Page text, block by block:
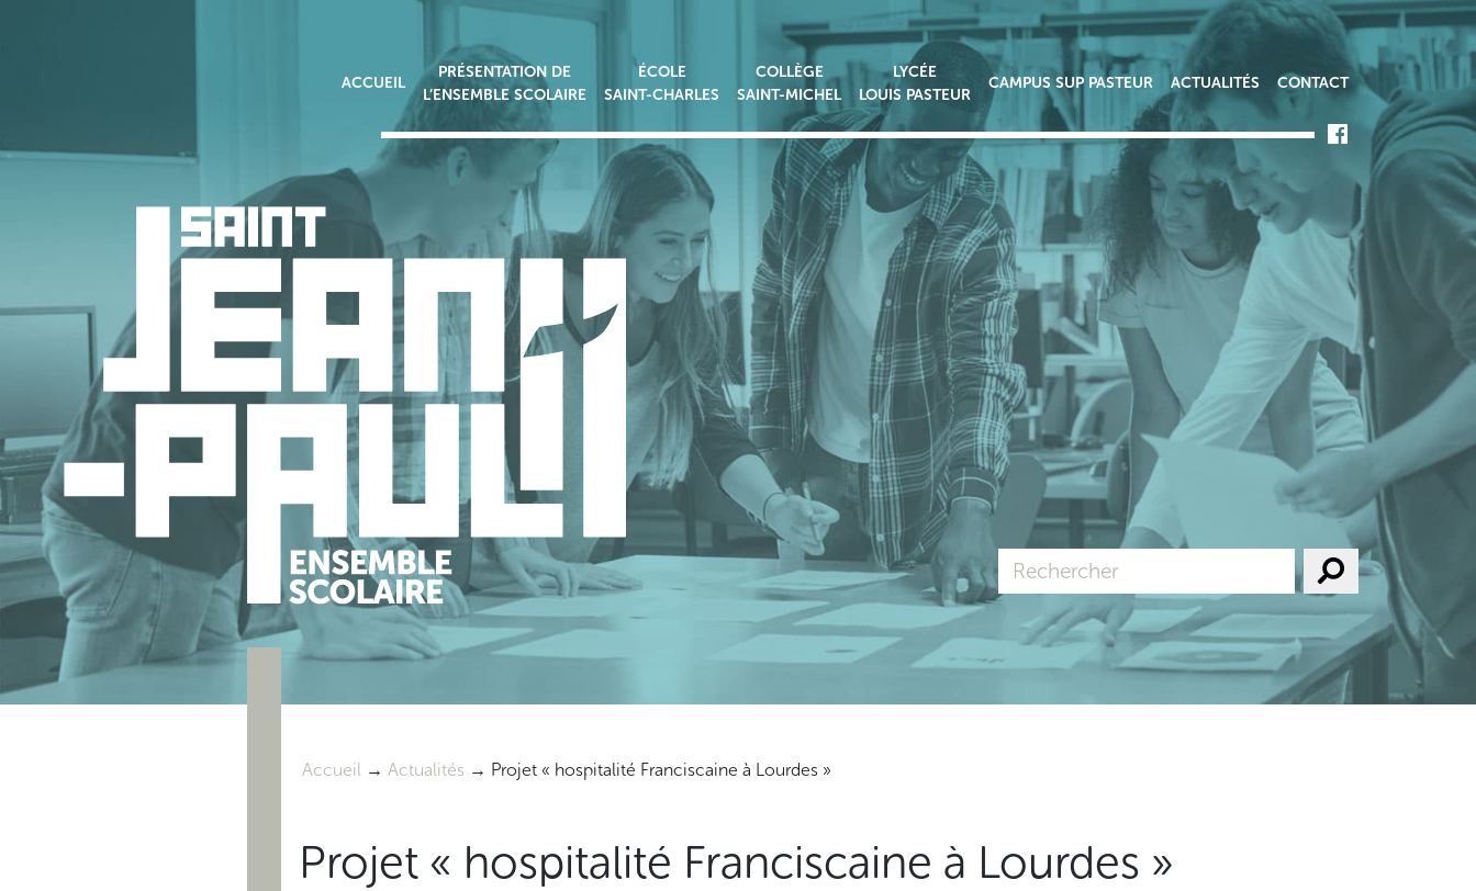
ACCUEIL
PRÉSENTATION DE
L’ENSEMBLE SCOLAIRE
ÉCOLE
SAINT-CHARLES
COLLÈGE
SAINT-MICHEL
LYCÉE
LOUIS PASTEUR
CAMPUS SUP PASTEUR ACTUALITÉS CONTACT
Accueil → Actualités → Projet « hospitalité Franciscaine à Lourdes »
Projet « hospitalité Franciscaine à Lourdes »